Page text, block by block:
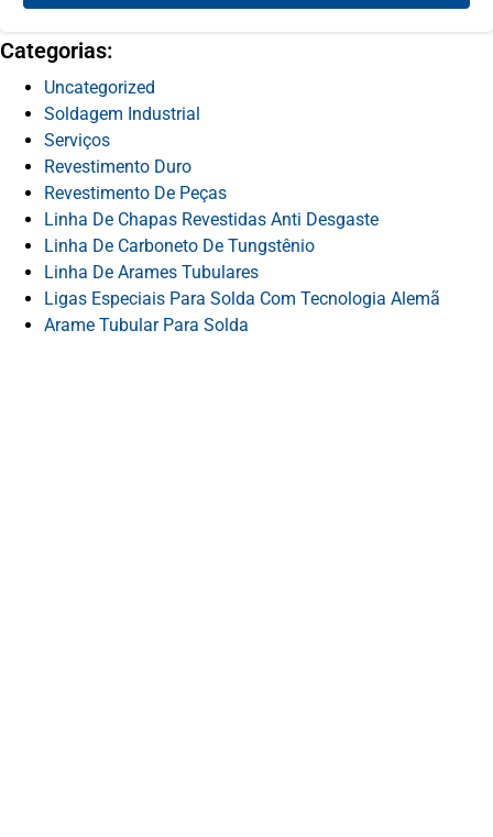
Categorias:
Uncategorized
Soldagem Industrial
Serviços
Revestimento Duro
Revestimento De Peças
Linha De Chapas Revestidas Anti Desgaste
Linha De Carboneto De Tungstênio
Linha De Arames Tubulares
Ligas Especiais Para Solda Com Tecnologia Alemã
Arame Tubular Para Solda